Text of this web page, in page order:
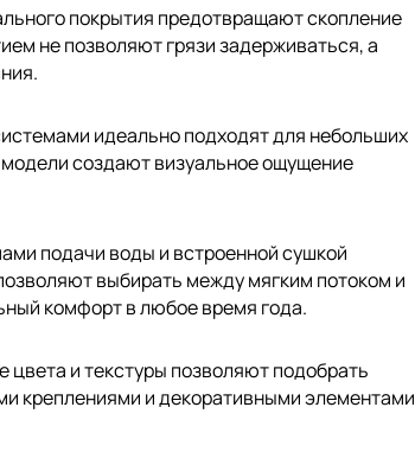
покрытия предотвращают скопление
не позволяют грязи задерживаться, а
идеально подходят для небольших
создают визуальное ощущение
подачи воды и встроенной сушкой
выбирать между мягким потоком и
комфорт в любое время года.
и текстуры позволяют подобрать
креплениями и декоративными элементами